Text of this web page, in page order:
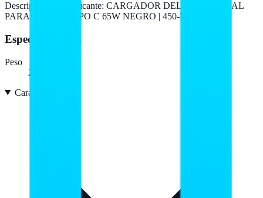
Descripción del fabricante: CARGADOR DELL UNIVERSAL
PARA LAPTOP TIPO C 65W NEGRO | 450-BFWZ
Especificaciones
Peso
235 g
Características